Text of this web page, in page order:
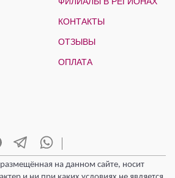
КОНТАКТЫ
ОТЗЫВЫ
ОПЛАТА
на данном сайте, носит